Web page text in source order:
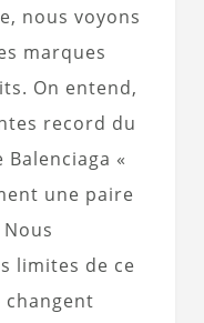
nous voyons
marques
On entend,
record du
«
une paire
limites de ce
changent